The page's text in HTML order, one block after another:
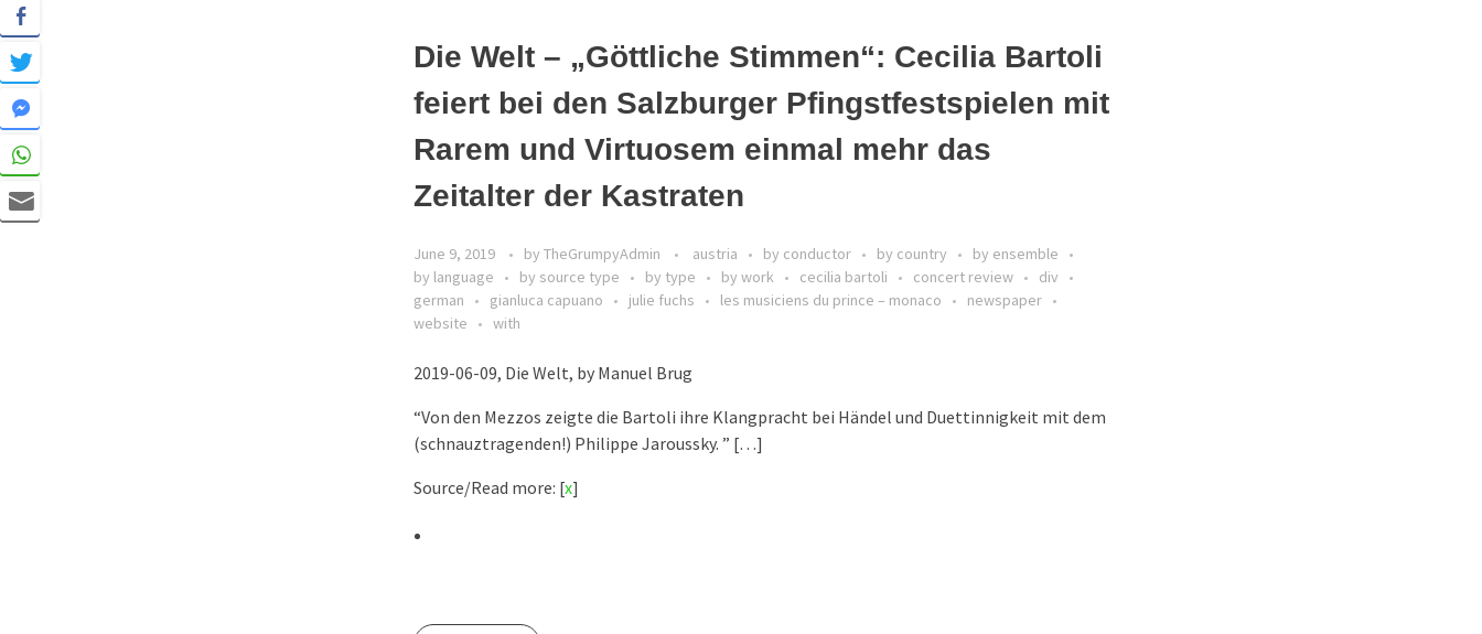
Die Welt – „Göttliche Stimmen“: Cecilia Bartoli
feiert bei den Salzburger Pfingstfestspielen mit
Rarem und Virtuosem einmal mehr das
Zeitalter der Kastraten
June 9, 2019 by TheGrumpyAdmin austria by conductor by country
by ensemble
by language
by source type by type by work cecilia bartoli concert review
div
german
gianluca capuano julie fuchs les musiciens du prince – monaco
newspaper
website
with
2019-06-09, Die Welt, by Manuel Brug
“Von den Mezzos zeigte die Bartoli ihre Klangpracht bei Händel und Duettinnigkeit mit dem
(schnauztragenden!) Philippe Jaroussky. ” […]
Source/Read more: [x]